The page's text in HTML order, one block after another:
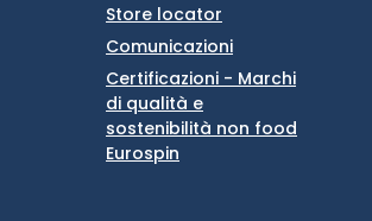
Store locator
Comunicazioni
Certificazioni - Marchi
di qualità e
sostenibilità non food
Eurospin